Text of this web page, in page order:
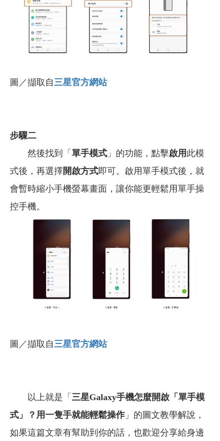
圖／擷取自 三星官方網站
步驟二
然後找到「 單手模式 」的功能，點擊啟用 此模
式後，再選擇開啟方式即可。啟用單手模式後，就
會暫時縮小手機螢幕畫面，讓你能更輕鬆用單手操
控手機。
圖／擷取自 三星官方網站
以上就是「 三星Galaxy手機怎麼開啟「單手模
式」？用一隻手就能輕鬆操作」的圖文教學解說，
如果這篇文章有幫助到你的話，也歡迎分享給身邊